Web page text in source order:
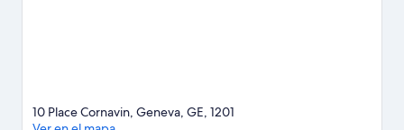
10 Place Cornavin, Geneva, GE, 1201